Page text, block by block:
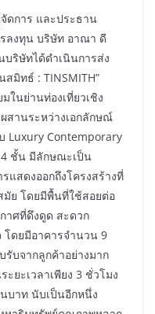
การ และประธาน
ลงทุน บริษัท อาณา ดี
บริษัทได้ดำเนินการส่ง
มิทธ์ : TINSMITH”
ในย่านท่องเที่ยวเชิง
สานระหว่างเอกลักษณ์
Luxury Contemporary
4 ชั้น มีลักษณะเป็น
แสดงออกถึงโครงสร้างที่
ย โดยมีพื้นที่ใช้สอยต่อ
าศที่ดึงดูด สะดวก
ดยมีอาคารจำนวน 9
รับจากลูกค้าอย่างมาก
ยะเวลาเพียง 3 ชั่วโมง
บาท นับเป็นอีกหนึ่ง